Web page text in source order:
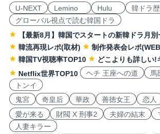
U-NEXT
Lemino Hulu
韓ドラ
グローバル視点で読む韓国ドラ
【最新8月】韓国でスタートの新韓ドラ月別
韓流再現レポ(取材)
制作発表会レポ
韓国TV視聴率TOP10
どこよりも詳しい!
Netflix世界TOP10
ヘチ 王座への道 馬
トンイ
鬼宮
奇皇后 華政 善徳女王
恋人
愛が来る
財閥 X 刑事2 夫婦の結末
人妻キラー